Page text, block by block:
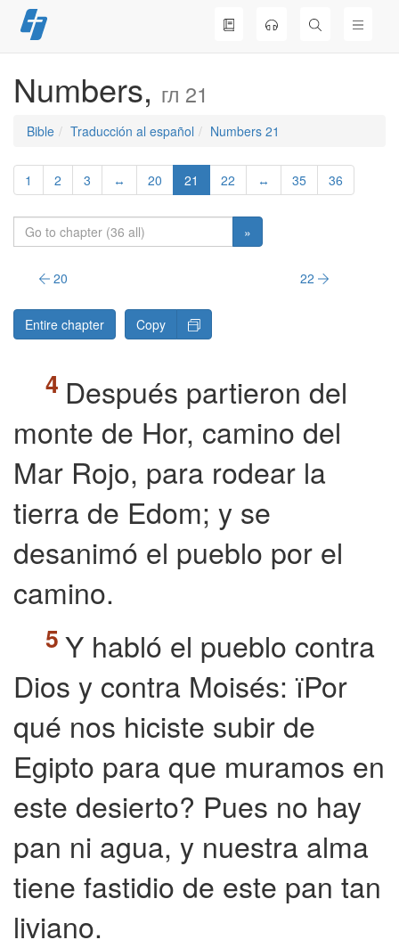
Skip
to
Numbers, гл 21
Bible Traducción al español Numbers 21
1 2 3 ↔ 20 21 22 ↔ 35 36
»
20 22
Entire chapter Copy
Después partieron del
monte de Hor, camino del
Mar Rojo, para rodear la
tierra de Edom; y se
desanimó el pueblo por el
camino.
Y habló el pueblo contra
Dios y contra Moisés: їPor
qué nos hiciste subir de
Egipto para que muramos en
este desierto? Pues no hay
pan ni agua, y nuestra alma
tiene fastidio de este pan tan
liviano.